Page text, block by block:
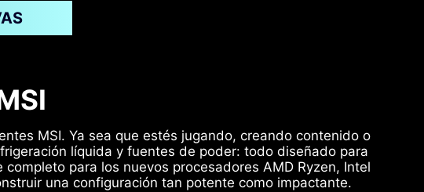
MSI. Ya sea que estés jugando, creando contenido o
líquida y fuentes de poder: todo diseñado para
para los nuevos procesadores AMD Ryzen, Intel
una configuración tan potente como impactante.